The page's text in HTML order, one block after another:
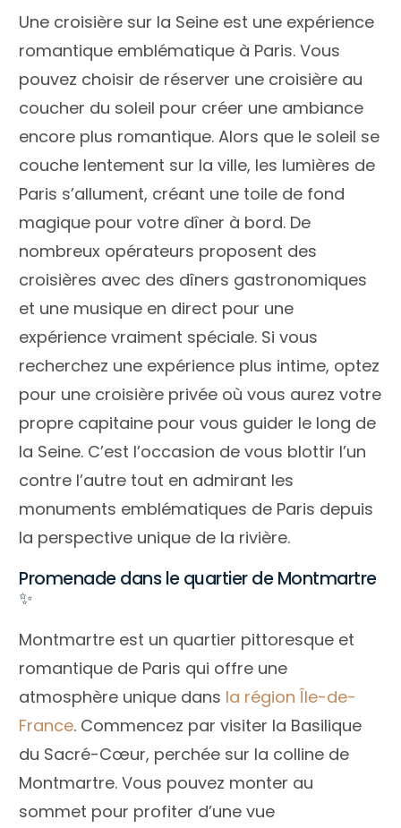
Une croisière sur la Seine est une expérience
romantique emblématique à Paris. Vous
pouvez choisir de réserver une croisière au
coucher du soleil pour créer une ambiance
encore plus romantique. Alors que le soleil se
couche lentement sur la ville, les lumières de
Paris s’allument, créant une toile de fond
magique pour votre dîner à bord. De
nombreux opérateurs proposent des
croisières avec des dîners gastronomiques
et une musique en direct pour une
expérience vraiment spéciale. Si vous
recherchez une expérience plus intime, optez
pour une croisière privée où vous aurez votre
propre capitaine pour vous guider le long de
la Seine. C’est l’occasion de vous blottir l’un
contre l’autre tout en admirant les
monuments emblématiques de Paris depuis
la perspective unique de la rivière.
Promenade dans le quartier de Montmartre
✨
Montmartre est un quartier pittoresque et
romantique de Paris qui offre une
atmosphère unique dans la région Île-de-
France. Commencez par visiter la Basilique
du Sacré-Cœur, perchée sur la colline de
Montmartre. Vous pouvez monter au
sommet pour profiter d’une vue